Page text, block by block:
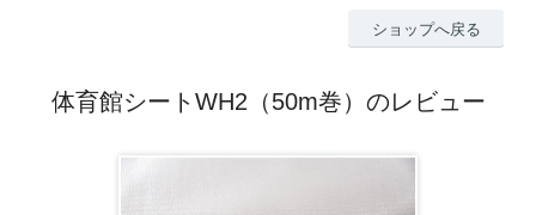
ショップへ戻る
体育館シートWH2（50m巻）のレビュー